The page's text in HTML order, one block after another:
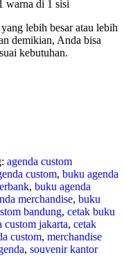
warna di 1 sisi
lebih besar atau lebih
demikian, Anda bisa
kebutuhan.
agenda custom
custom, buku agenda
, buku agenda
merchandise, buku
bandung, cetak buku
custom jakarta, cetak
custom, merchandise
, souvenir kantor